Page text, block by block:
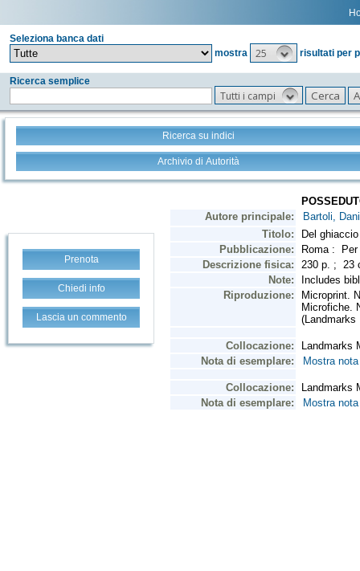
Seleziona banca dati
mostra
25 risultati per
Ricerca semplice
Tutti i campi
Ricerca su indici
Archivio di Autorità
Prenota
Chiedi info
Lascia un commento